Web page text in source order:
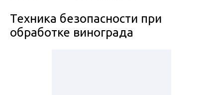
Техника безопасности при
обработке винограда